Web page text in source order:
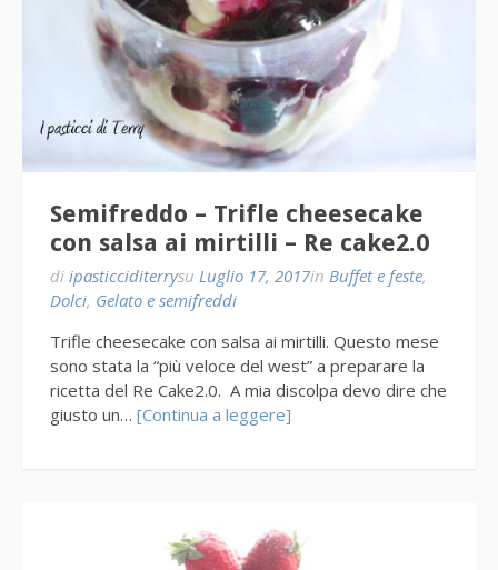
Semifreddo – Trifle cheesecake
con salsa ai mirtilli – Re cake2.0
di ipasticciditerrysu Luglio 17, 2017in Buffet e feste,
Dolci, Gelato e semifreddi
Trifle cheesecake con salsa ai mirtilli. Questo mese
sono stata la “più veloce del west” a preparare la
ricetta del Re Cake2.0. A mia discolpa devo dire che
giusto un… [Continua a leggere]